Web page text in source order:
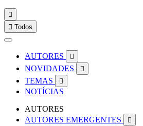

 Todos
AUTORES 
NOVIDADES 
TEMAS 
NOTÍCIAS
AUTORES
AUTORES EMERGENTES
